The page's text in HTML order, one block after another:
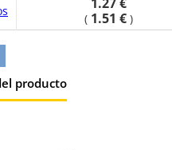
( 1.51 € )
producto